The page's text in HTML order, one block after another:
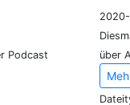
Podcast
über